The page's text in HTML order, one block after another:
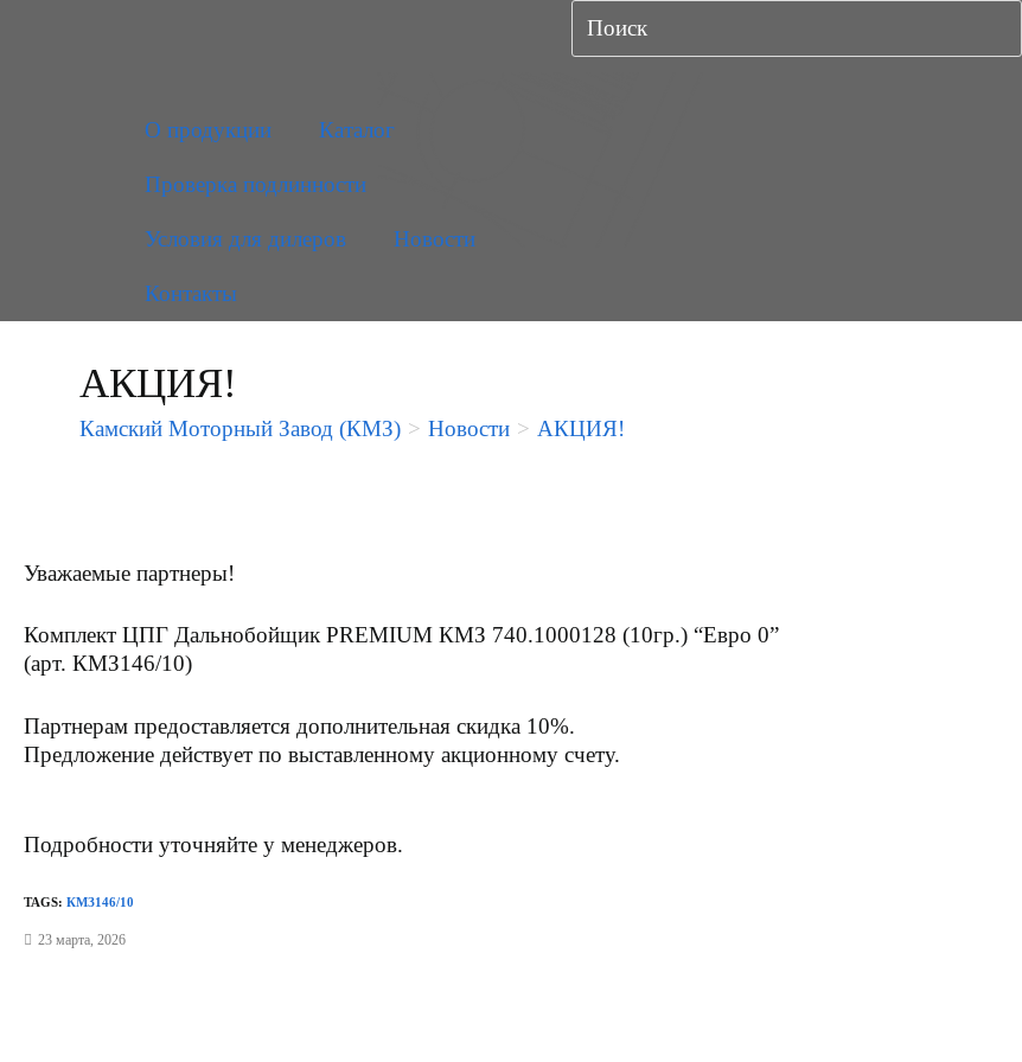
О продукции
Каталог
Проверка подлинности
Условия для дилеров Новости
Контакты
АКЦИЯ!
Камский Моторный Завод (КМЗ) > Новости > АКЦИЯ!
Уважаемые партнеры!
Комплект ЦПГ Дальнобойщик PREMIUM КМЗ 740.1000128 (10гр.) “Евро 0”
(арт. КМЗ146/10)
Партнерам предоставляется дополнительная скидка 10%.
Предложение действует по выставленному акционному счету.
Подробности уточняйте у менеджеров.
TAGS: КМЗ146/10
23 марта, 2026